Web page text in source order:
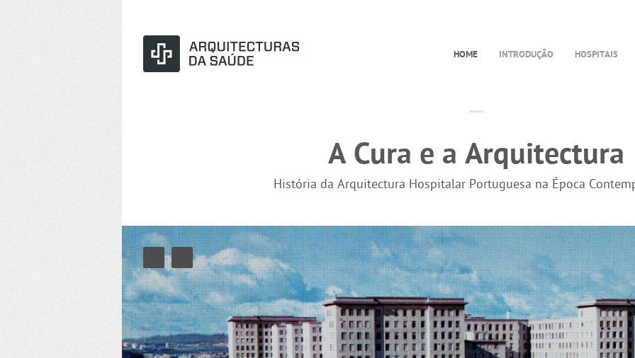
HOME INTRODUÇÃO HOSPITAIS
A Cura e a Arquitectura
História da Arquitectura Hospitalar Portuguesa na Época